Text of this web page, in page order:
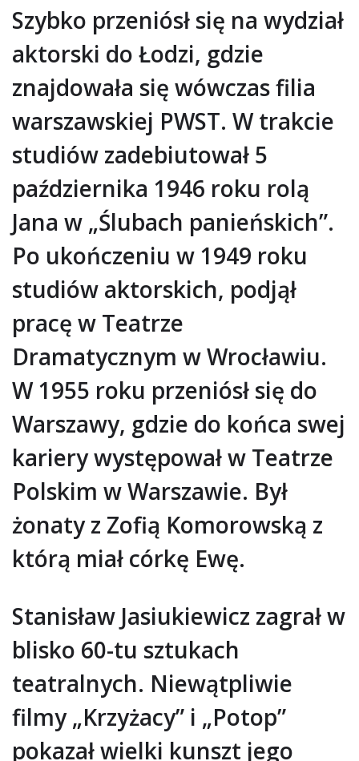
Szybko przeniósł się na wydział
aktorski do Łodzi, gdzie
znajdowała się wówczas filia
warszawskiej PWST. W trakcie
studiów zadebiutował 5
października 1946 roku rolą
Jana w „Ślubach panieńskich”.
Po ukończeniu w 1949 roku
studiów aktorskich, podjął
pracę w Teatrze
Dramatycznym w Wrocławiu.
W 1955 roku przeniósł się do
Warszawy, gdzie do końca swej
kariery występował w Teatrze
Polskim w Warszawie. Był
żonaty z Zofią Komorowską z
którą miał córkę Ewę.
Stanisław Jasiukiewicz zagrał w
blisko 60-tu sztukach
teatralnych. Niewątpliwie
filmy „Krzyżacy” i „Potop”
pokazał wielki kunszt jego